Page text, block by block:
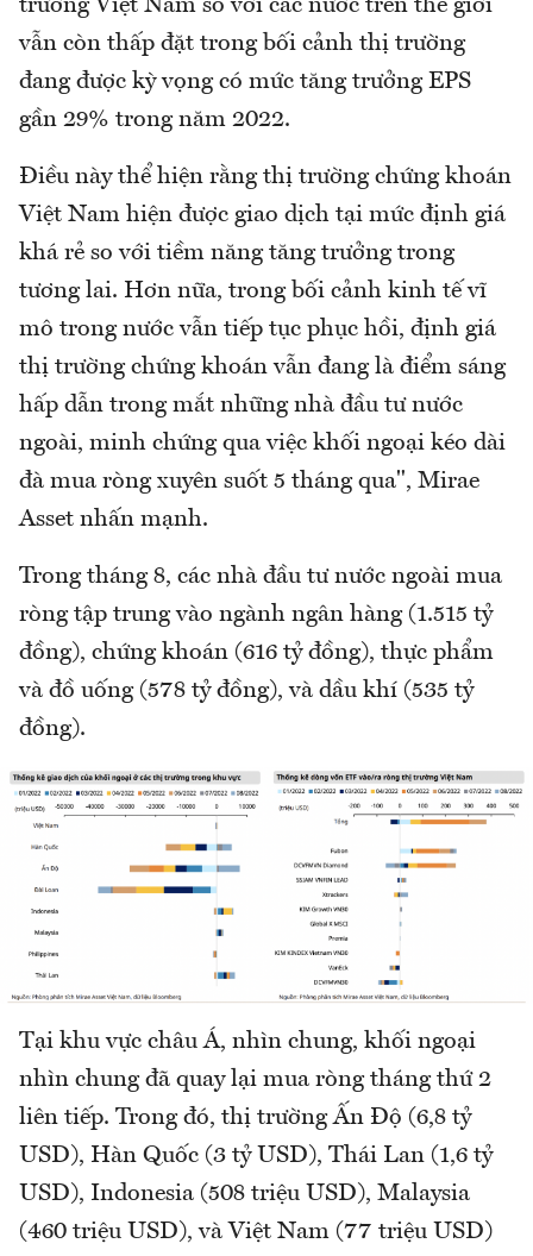
trường Việt Nam so với các nước trên thế giới
vẫn còn thấp đặt trong bối cảnh thị trường
đang được kỳ vọng có mức tăng trưởng EPS
gần 29% trong năm 2022.
Điều này thể hiện rằng thị trường chứng khoán
Việt Nam hiện được giao dịch tại mức định giá
khá rẻ so với tiềm năng tăng trưởng trong
tương lai. Hơn nữa, trong bối cảnh kinh tế vĩ
mô trong nước vẫn tiếp tục phục hồi, định giá
thị trường chứng khoán vẫn đang là điểm sáng
hấp dẫn trong mắt những nhà đầu tư nước
ngoài, minh chứng qua việc khối ngoại kéo dài
đà mua ròng xuyên suốt 5 tháng qua", Mirae
Asset nhấn mạnh.
Trong tháng 8, các nhà đầu tư nước ngoài mua
ròng tập trung vào ngành ngân hàng (1.515 tỷ
đồng), chứng khoán (616 tỷ đồng), thực phẩm
và đồ uống (578 tỷ đồng), và dầu khí (535 tỷ
đồng).
Tại khu vực châu Á, nhìn chung, khối ngoại
nhìn chung đã quay lại mua ròng tháng thứ 2
liên tiếp. Trong đó, thị trường Ấn Độ (6,8 tỷ
USD), Hàn Quốc (3 tỷ USD), Thái Lan (1,6 tỷ
USD), Indonesia (508 triệu USD), Malaysia
(460 triệu USD), và Việt Nam (77 triệu USD)